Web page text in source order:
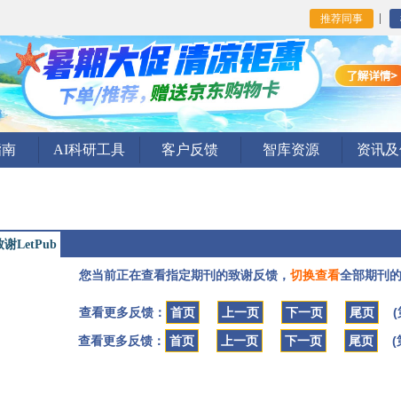
推荐同事
AI科研工具 客户反馈 智库资源 资讯
谢LetPub
您当前正在查看指定期刊的致谢反馈， 切换查看全部期刊
查看更多反馈： 首页 上一页 下一页 尾页
(
查看更多反馈：
首页 上一页 下一页 尾页 (